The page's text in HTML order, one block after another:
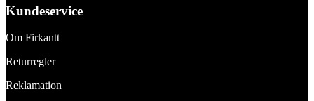
Kundeservice
Om Firkantt
Returregler
Reklamation